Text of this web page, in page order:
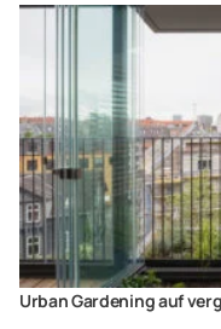
Urban Gardening auf